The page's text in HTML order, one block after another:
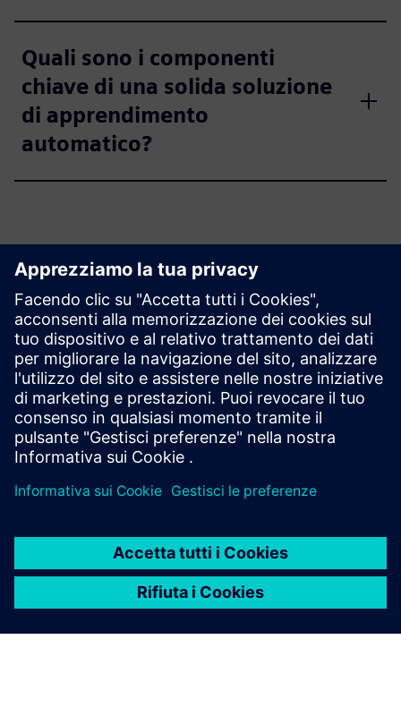
Quali sono i componenti
chiave di una solida soluzione
di apprendimento
automatico?
Inizia ora
Esplora i prodotti